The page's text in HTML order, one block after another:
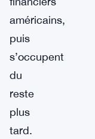
américains,
puis
s’occupent
du
reste
plus
tard.